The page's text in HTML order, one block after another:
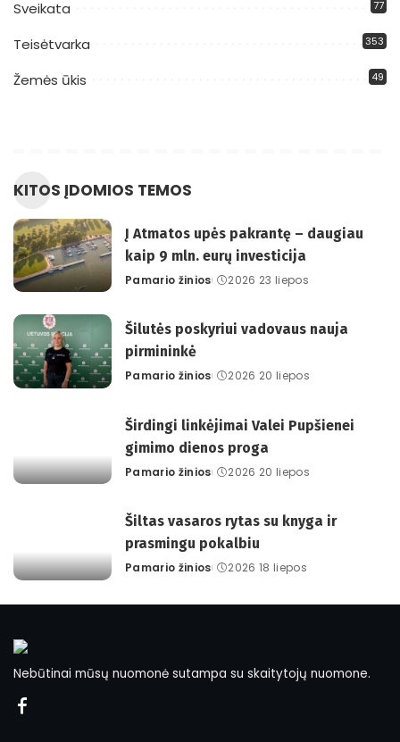
Sveikata 77
Teisėtvarka 353
Žemės ūkis 49
KITOS ĮDOMIOS TEMOS
Į Atmatos upės pakrantę – daugiau
kaip 9 mln. eurų investicija
Posted
Pamario žinios 2026 23 liepos
Šilutės poskyriui vadovaus nauja
pirmininkė
Posted
Pamario žinios 2026 20 liepos
Širdingi linkėjimai Valei Pupšienei
gimimo dienos proga
Posted
Pamario žinios 2026 20 liepos
Šiltas vasaros rytas su knyga ir
prasmingu pokalbiu
Posted
Pamario žinios 2026 18 liepos
Nebūtinai mūsų nuomonė sutampa su skaitytojų nuomone.